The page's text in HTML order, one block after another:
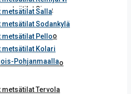
metsätilat Simo
metsätilat Tornio
metsätilat Ylitornio
metsätilat Tervola
metsätilat Salla
metsätilat Sodankylä
metsätilat Pello
metsätilat Kolari
Pohjanmaalla